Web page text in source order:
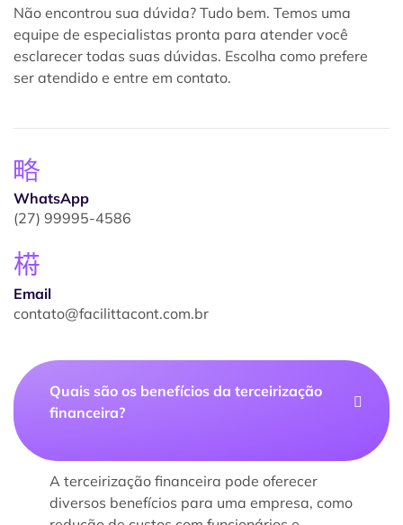
Não encontrou sua dúvida? Tudo bem. Temos uma
equipe de especialistas pronta para atender você
esclarecer todas suas dúvidas. Escolha como prefere
ser atendido e entre em contato.
WhatsApp
(27) 99995-4586
Email
contato@facilittacont.com.br
Quais são os benefícios da terceirização
financeira?
A terceirização financeira pode oferecer
diversos benefícios para uma empresa, como